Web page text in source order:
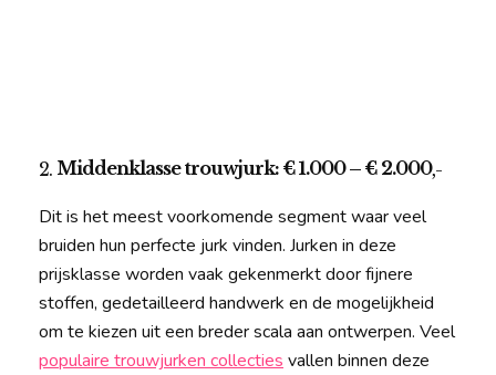
2. Middenklasse trouwjurk: € 1.000 – € 2.000,-
Dit is het meest voorkomende segment waar veel
bruiden hun perfecte jurk vinden. Jurken in deze
prijsklasse worden vaak gekenmerkt door fijnere
stoffen, gedetailleerd handwerk en de mogelijkheid
om te kiezen uit een breder scala aan ontwerpen. Veel
populaire trouwjurken collecties vallen binnen deze